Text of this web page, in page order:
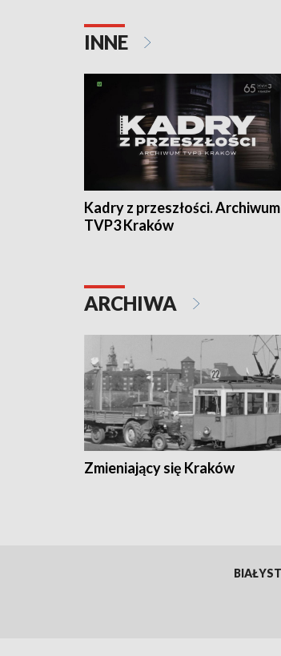
INNE
Kadry z przeszłości. Archiwum
TVP3 Kraków
ARCHIWA
Zmieniający się Kraków